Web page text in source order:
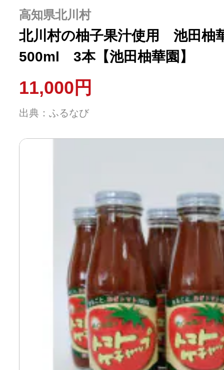
高知県北川村
北川村の柚子果汁使用 池田柚
500ml 3本【池田柚華園】
11,000円
出典：ふるなび